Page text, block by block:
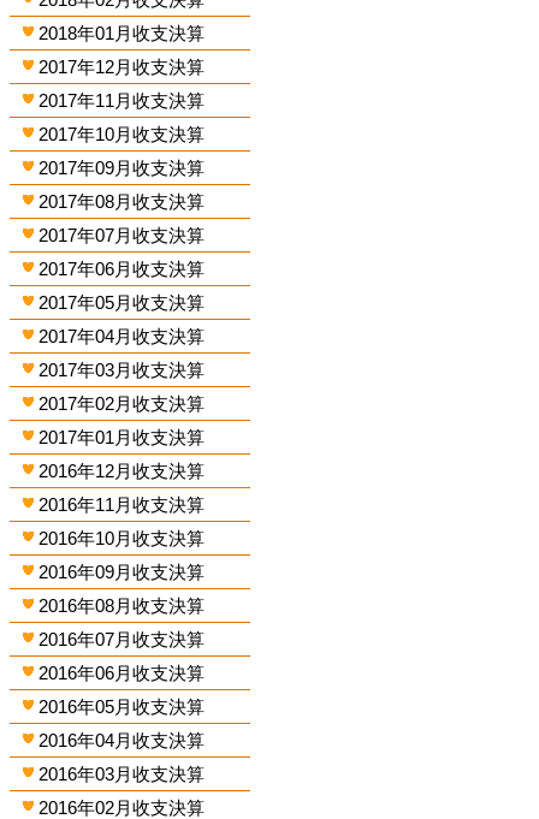
2018年01月收支決算
2017年12月收支決算
2017年11月收支決算
2017年10月收支決算
2017年09月收支決算
2017年08月收支決算
2017年07月收支決算
2017年06月收支決算
2017年05月收支決算
2017年04月收支決算
2017年03月收支決算
2017年02月收支決算
2017年01月收支決算
2016年12月收支決算
2016年11月收支決算
2016年10月收支決算
2016年09月收支決算
2016年08月收支決算
2016年07月收支決算
2016年06月收支決算
2016年05月收支決算
2016年04月收支決算
2016年03月收支決算
2016年02月收支決算